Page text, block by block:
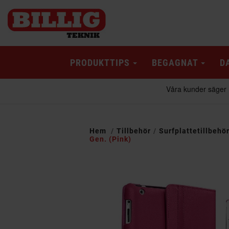
PRODUKTTIPS BEGAGNAT
Hem Tillbehör
Surfplattetillbehör
Gen. (Pink)